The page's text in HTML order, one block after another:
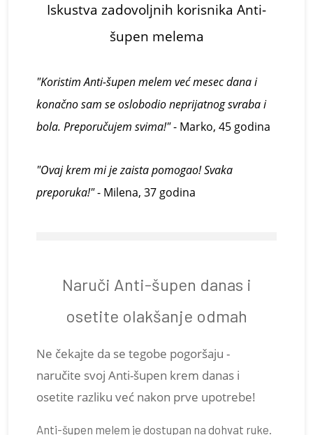
Iskustva zadovoljnih korisnika Anti-
šupen melema
"Koristim Anti-šupenmelem već mesec dana i
konačno sam se oslobodio neprijatnog svraba i
bola. Preporučujem svima!"- Marko, 45 godina
"Ovaj krem mi je zaista pomogao! Svaka
preporuka!"- Milena, 37 godina
Naruči Anti-šupen danas i
osetite olakšanje odmah
Ne čekajte da se tegobe pogoršaju -
naručite svoj Anti-šupen krem danas i
osetite razliku već nakon prve upotrebe!
Anti-šupen melem je dostupan na dohvat ruke.